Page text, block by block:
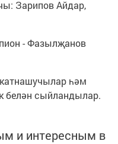
Зарипов Айдар,
- Фазылҗанов
һәм
белән сыйландылар.
и интересным в